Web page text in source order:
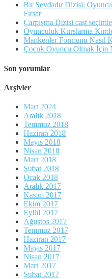
Bir Sevdadır Dizisi:
Fırsat
Çarpışma Dizisi cast
Oyunculuk Kurslarına
Mankenler Formunu Nasıl
Çocuk Oyuncu Olmak İçin
Son yorumlar
Arşivler
Mart 2024
Aralık 2018
Temmuz 2018
Haziran 2018
Mayıs 2018
Nisan 2018
Mart 2018
Şubat 2018
Ocak 2018
Aralık 2017
Kasım 2017
Ekim 2017
Eylül 2017
Ağustos 2017
Temmuz 2017
Haziran 2017
Mayıs 2017
Nisan 2017
Mart 2017
Şubat 2017